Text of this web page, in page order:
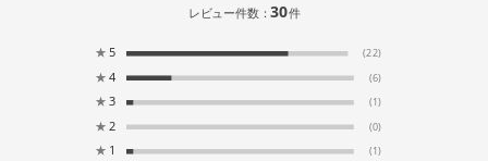
レビュー件数：30件
★ 5 (22)
★ 4 (6)
★ 3 (1)
★ 2 (0)
★ 1 (1)